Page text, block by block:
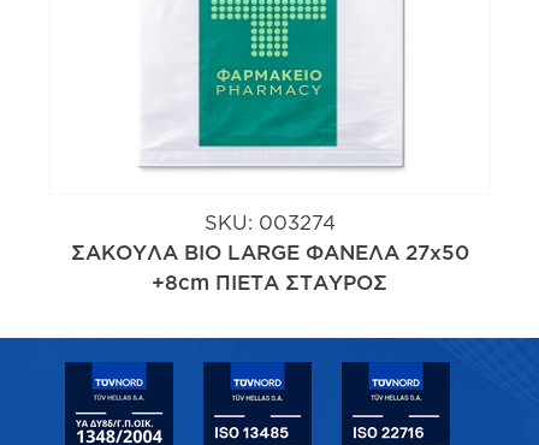
SKU: 003274
ΣΑΚΟΥΛΑ ΒΙΟ LARGE ΦΑΝΕΛΑ 27x50
+8cm ΠΙΕΤΑ ΣΤΑΥΡΟΣ